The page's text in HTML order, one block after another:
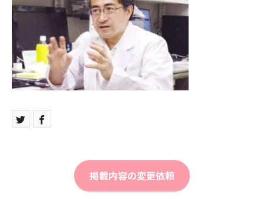
掲載内容の変更依頼